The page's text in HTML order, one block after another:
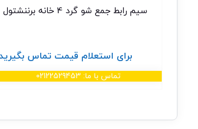
سیم رابط جمع شو گرد 4 خانه برننشتول
برای استعلام قیمت تماس
تماس با ما: 02122529453